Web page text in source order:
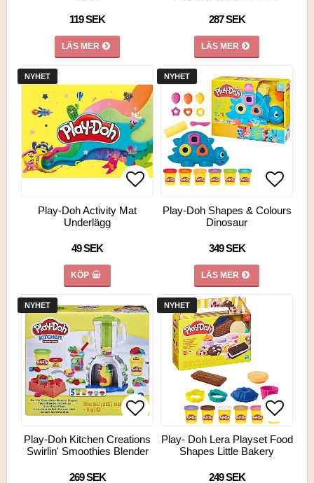
119 SEK
LÄS MER
287 SEK
LÄS MER
NYHET
Lägg till i favoritlistan
Play-Doh Activity Mat
Underlägg
49 SEK
KÖP
NYHET
Lägg
Lägg
Play-Doh Shapes & Colours
Dinosaur
349 SEK
LÄS MER
NYHET
Lägg till i favoritlistan
Lägg till i favoritlistan
Play-Doh Kitchen Creations
Swirlin' Smoothies Blender
269 SEK
NYHET
Lägg
Lägg
Play- Doh Lera Playset Food
Shapes Little Bakery
249 SEK